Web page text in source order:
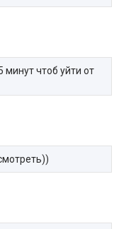
чтоб уйти от